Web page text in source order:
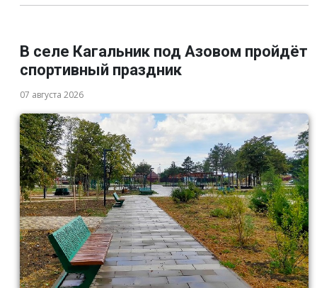
В селе Кагальник под Азовом пройдёт
спортивный праздник
07 августа 2026